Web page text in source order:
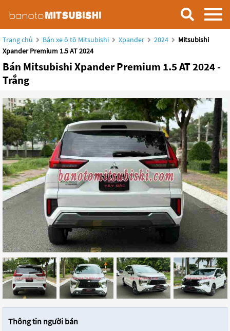
Trang chủ Bán xe ô tô Mitsubishi Xpander 2024
Mitsubishi
Xpander Premium 1.5 AT 2024
Bán Mitsubishi Xpander Premium 1.5 AT 2024 -
Trắng
Thông tin người bán